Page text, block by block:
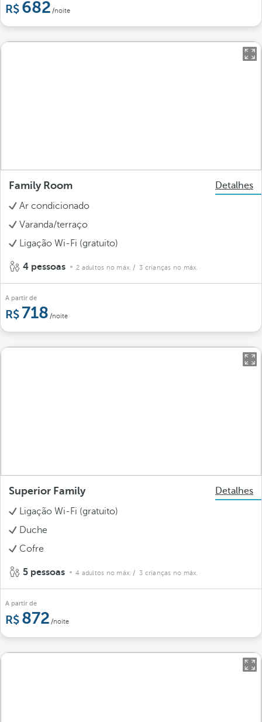
682 /noite
Family Room
Detalhes
Ar condicionado
Varanda/terraço
Ligação Wi-Fi (gratuito)
4 pessoas 2 adultos no máx. / 3 crianças no máx.
A partir de
718 /noite
Superior Family
Detalhes
Ligação Wi-Fi (gratuito)
Duche
Cofre
5 pessoas 4 adultos no máx. / 3 crianças no máx.
A partir de
872 /noite